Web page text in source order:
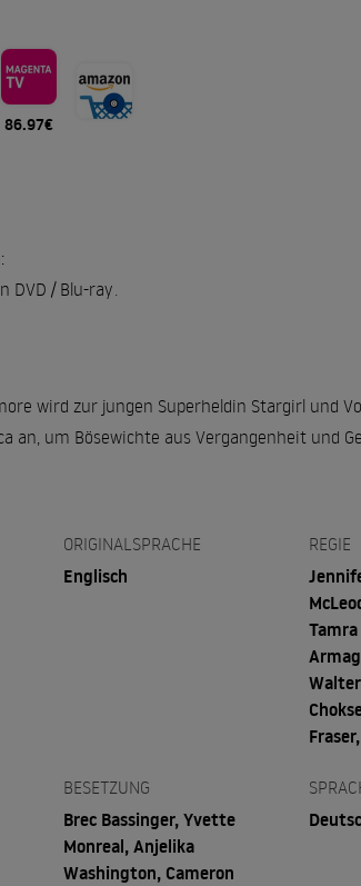
86.97€
DVD / Blu-ray.
wird zur jungen Superheldin Stargirl und
an, um Bösewichte aus Vergangenheit und
ORIGINALSPRACHE
Englisch
REGIE
BESETZUNG
Brec Bassinger, Yvette
Monreal, Anjelika
Washington, Cameron